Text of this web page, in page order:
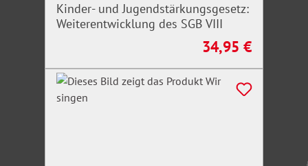
Kinder- und Jugendstärkungsgesetz:
Weiterentwicklung des SGB VIII
Regulärer Preis:
34,95 €